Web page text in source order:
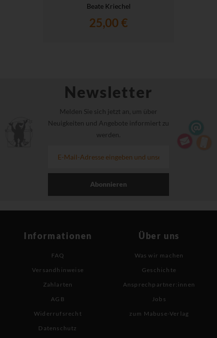
Beate Kriechel
25,00 €
Newsletter
Melden Sie sich jetzt an, um über
Neuigkeiten und Angebote informiert zu
werden.
Abonnieren
Informationen
FAQ
Versandhinweise
Zahlarten
AGB
Widerrufsrecht
Datenschutz
Über uns
Was wir machen
Geschichte
Ansprechpartner:innen
Jobs
zum Mabuse-Verlag